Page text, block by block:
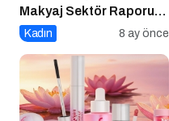
Makyaj Sektör Raporu
Açıklandı
Kadın 8 ay önce